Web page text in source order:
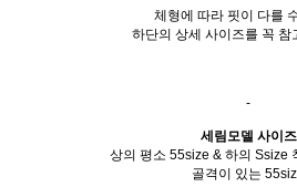
체형에 따라 핏이 다를
하단의 상세 사이즈를 꼭 참
-
세림모델 사이즈
상의 평소 55size & 하의 Ssize
골격이 있는